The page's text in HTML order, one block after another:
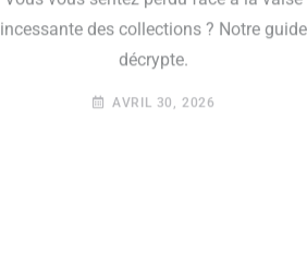
incessante des collections ? Notre guide
décrypte.
AVRIL 30, 2026